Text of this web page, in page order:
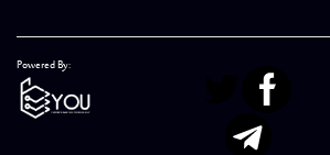
Powered By: